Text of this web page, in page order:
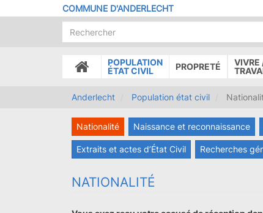
au
COMMUNE D'ANDERLECHT
ACCUEIL
POPULATION
ÉTAT CIVIL
PROPRETÉ
VIVRE
Anderlecht Population état civil
Nationalité Naissance et reconnaissance
Extraits et actes d’État Civil Recherches
NATIONALITÉ